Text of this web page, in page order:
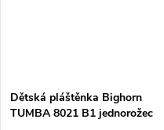
Dětská pláštěnka Bighorn
TUMBA 8021 B1 jednorožec